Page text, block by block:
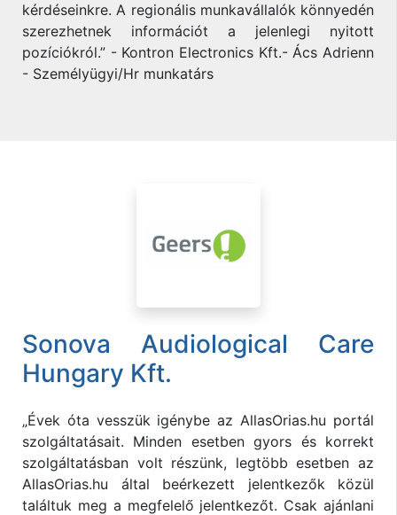
kérdéseinkre. A regionális munkavállalók könnyedén
szerezhetnek információt a jelenlegi nyitott
pozíciókról.” - Kontron Electronics Kft.- Ács Adrienn
- Személyügyi/Hr munkatárs
Sonova Audiological Care
Hungary Kft.
„Évek óta vesszük igénybe az AllasOrias.hu portál
szolgáltatásait. Minden esetben gyors és korrekt
szolgáltatásban volt részünk, legtöbb esetben az
AllasOrias.hu által beérkezett jelentkezők közül
találtuk meg a megfelelő jelentkezőt. Csak ajánlani